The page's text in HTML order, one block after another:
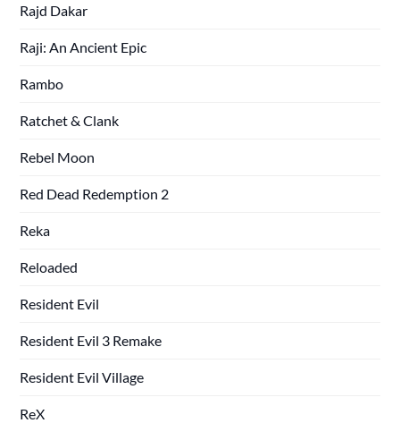
Rajd Dakar
Raji: An Ancient Epic
Rambo
Ratchet & Clank
Rebel Moon
Red Dead Redemption 2
Reka
Reloaded
Resident Evil
Resident Evil 3 Remake
Resident Evil Village
ReX